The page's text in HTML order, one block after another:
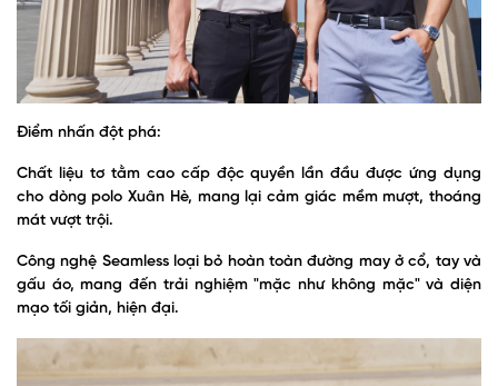
Điểm nhấn đột phá:
Chất liệu tơ tằm cao cấp độc quyền lần đầu được ứng dụng
cho dòng polo Xuân Hè, mang lại cảm giác mềm mượt, thoáng
mát vượt trội.
Công nghệ Seamless loại bỏ hoàn toàn đường may ở cổ, tay và
gấu áo, mang đến trải nghiệm "mặc như không mặc" và diện
mạo tối giản, hiện đại.